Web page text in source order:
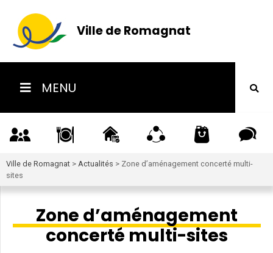
Ville de Romagnat
MENU
Ville de Romagnat > Actualités > Zone d’aménagement concerté multi-
sites
Zone d’aménagement
concerté multi-sites